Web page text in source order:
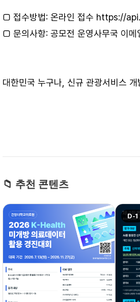
□ 접수방법: 온라인 접수 https://
□ 문의사항: 공모전 운영사무국 이메
대한민국 누구나, 신규 관광서비스
📁 추천 콘텐츠
D-1